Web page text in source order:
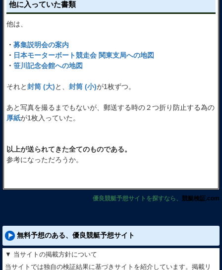
他に入っていた書類
他は、
・ 募集説明会の案内
・ 日本モーターボート競走会 関東支局への地図
・ 笹川記念会館への地図
それと封筒 (大)と、 封筒 (小)が1枚ずつ。
あと写真を撮るまでもないが、郵送する時の２つ折り防止する為の
厚紙が1枚入っていた。
以上が送られてきた全てのものである。
参考になっただろうか。
優良競艇予想サイトを探すなら、 競艇検証.com
無料予想のある、優良競艇予想サイト
▼ 当サイトの掲載方針について
当サイトでは独自の検証結果に基づきサイトを紹介しています。掲載リ